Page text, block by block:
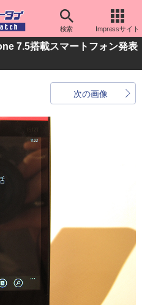
検索 Impressサイト
7.5搭載スマートフォン発表
次の画像